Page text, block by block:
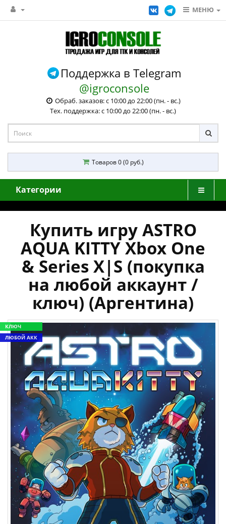
МЕНЮ
Поддержка в Telegram
@igroconsole
Обраб. заказов: с 10:00 до 22:00 (пн. - вс.)
Тех. поддержка: с 10:00 до 22:00 (пн. - вс.)
Товаров 0 (0 руб.)
Категории
Купить игру ASTRO
AQUA KITTY Xbox One
& Series X|S (покупка
на любой аккаунт /
ключ) (Аргентина)
КЛЮЧ
ЛЮБОЙ АКК